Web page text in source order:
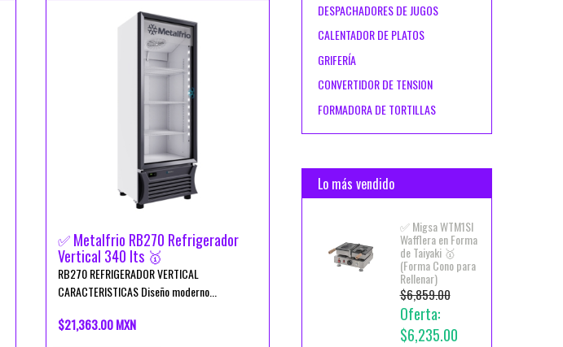
DESPACHADORES DE JUGOS
CALENTADOR DE PLATOS
GRIFERÍA
CONVERTIDOR DE TENSION
FORMADORA DE TORTILLAS
Lo más vendido
✅ Migsa WTM1SI
Wafflera en Forma
de Taiyaki 🥇
(Forma Cono para
Rellenar)
$6,859.00
Oferta:
$6,235.00
✅ Metalfrio RB270 Refrigerador
Vertical 340 lts 🥇
RB270 REFRIGERADOR VERTICAL
CARACTERISTICAS Diseño moderno...
$21,363.00 MXN